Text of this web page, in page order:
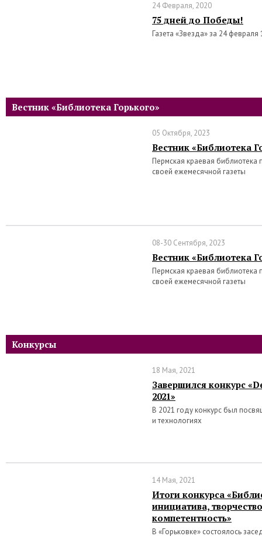
24 Февраля, 2020
75 дней до Победы!
Газета «Звезда» за 24 февраля
Вестник «Библиотека Горького»
05 Октября, 2023
Вестник «Библиотека
Пермская краевая
своей ежемесячной газеты
08-30 Сентября, 2023
Вестник «Библиотека
Пермская краевая
своей ежемесячной газеты
Конкурсы
18 Мая, 2021
Завершился конкурс
2021»
В 2021 году конкурс был
и технологиях
14 Мая, 2021
Итоги конкурса
инициатива,
компетентность»
В «Горьковке» состоялось